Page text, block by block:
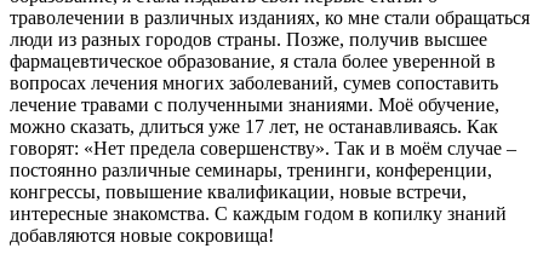
траволечении в различных изданиях, ко мне стали обращаться
люди из разных городов страны. Позже, получив высшее
фармацевтическое образование, я стала более уверенной в
вопросах лечения многих заболеваний, сумев сопоставить
лечение травами с полученными знаниями. Моё обучение,
можно сказать, длиться уже 17 лет, не останавливаясь. Как
говорят: «Нет предела совершенству». Так и в моём случае –
постоянно различные семинары, тренинги, конференции,
конгрессы, повышение квалификации, новые встречи,
интересные знакомства. С каждым годом в копилку знаний
добавляются новые сокровища!